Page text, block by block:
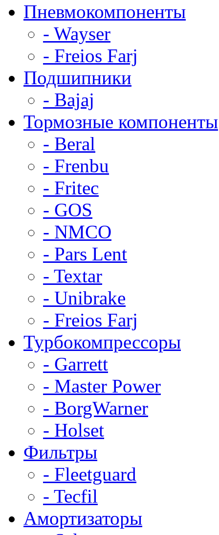
Пневмокомпоненты
- Wayser
- Freios Farj
Подшипники
- Bajaj
Тормозные компоненты
- Beral
- Frenbu
- Fritec
- GOS
- NMCO
- Pars Lent
- Textar
- Unibrake
- Freios Farj
Турбокомпрессоры
- Garrett
- Master Power
- BorgWarner
- Holset
Фильтры
- Fleetguard
- Tecfil
Амортизаторы